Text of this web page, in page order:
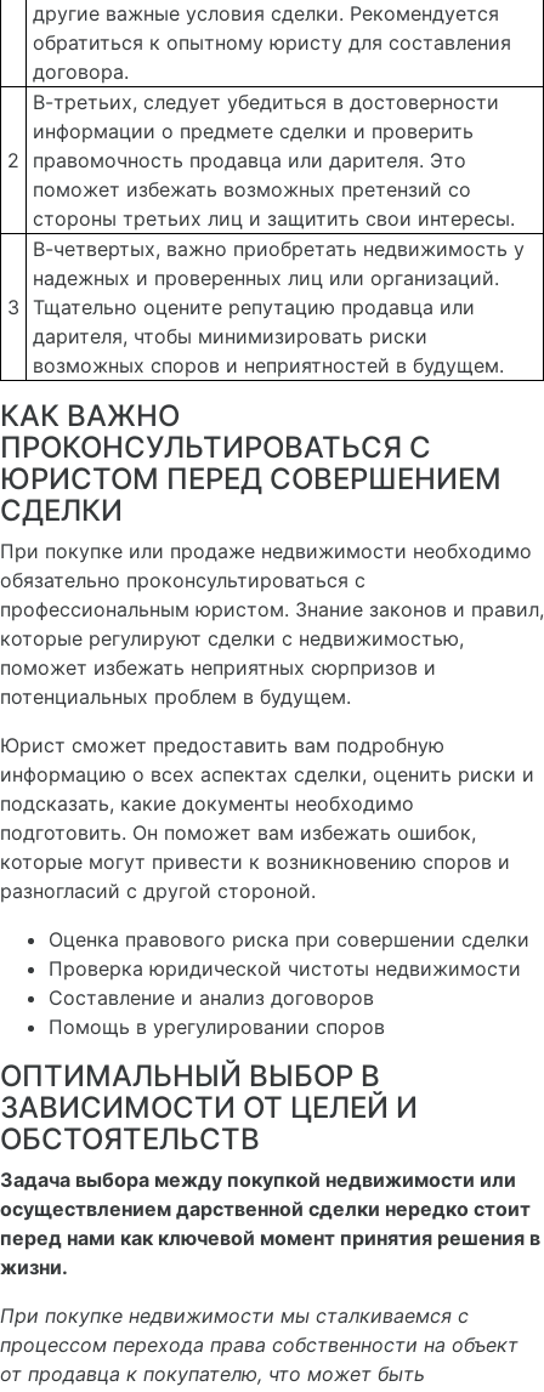
другие важные условия сделки. Рекомендуется
обратиться к опытному юристу для составления
договора.
2
В-третьих, следует убедиться в достоверности
информации о предмете сделки и проверить
правомочность продавца или дарителя. Это
поможет избежать возможных претензий со
стороны третьих лиц и защитить свои интересы.
3
В-четвертых, важно приобретать недвижимость у
надежных и проверенных лиц или организаций.
Тщательно оцените репутацию продавца или
дарителя, чтобы минимизировать риски
возможных споров и неприятностей в будущем.
КАК ВАЖНО
ПРОКОНСУЛЬТИРОВАТЬСЯ С
ЮРИСТОМ ПЕРЕД СОВЕРШЕНИЕМ
СДЕЛКИ
При покупке или продаже недвижимости необходимо
обязательно проконсультироваться с
профессиональным юристом. Знание законов и правил,
которые регулируют сделки с недвижимостью,
поможет избежать неприятных сюрпризов и
потенциальных проблем в будущем.
Юрист сможет предоставить вам подробную
информацию о всех аспектах сделки, оценить риски и
подсказать, какие документы необходимо
подготовить. Он поможет вам избежать ошибок,
которые могут привести к возникновению споров и
разногласий с другой стороной.
Оценка правового риска при совершении сделки
Проверка юридической чистоты недвижимости
Составление и анализ договоров
Помощь в урегулировании споров
ОПТИМАЛЬНЫЙ ВЫБОР В
ЗАВИСИМОСТИ ОТ ЦЕЛЕЙ И
ОБСТОЯТЕЛЬСТВ
Задача выбора между покупкой недвижимости или
осуществлением дарственной сделки нередко стоит
перед нами как ключевой момент принятия решения в
жизни.
При покупке недвижимости мы сталкиваемся с
процессом перехода права собственности на объект
от продавца к покупателю, что может быть